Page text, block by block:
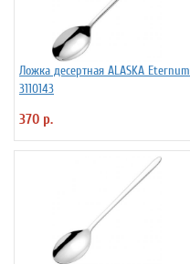
Ложка десертная ALASKA Eternum
3110143
370 р.